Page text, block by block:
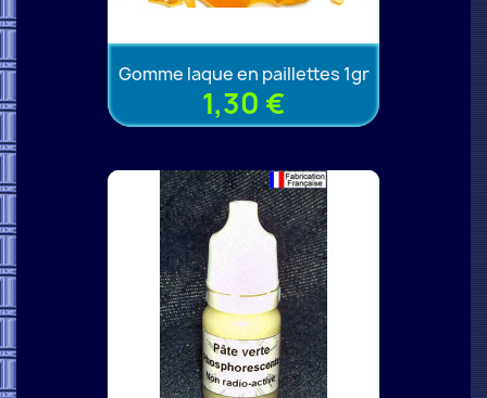
Gomme laque en paillettes 1gr
1,30 €